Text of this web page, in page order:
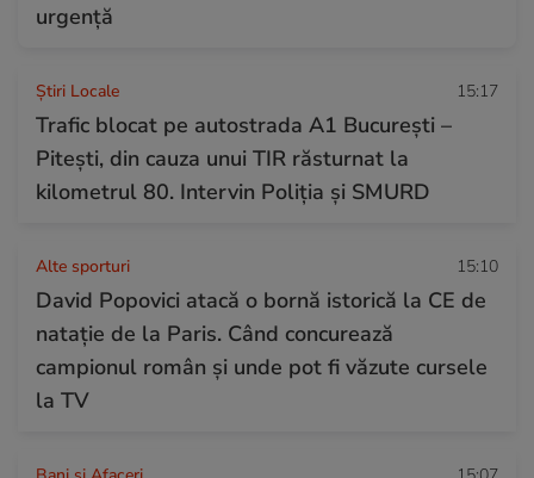
urgență
Știri Locale 15:17
Trafic blocat pe autostrada A1 București –
Pitești, din cauza unui TIR răsturnat la
kilometrul 80. Intervin Poliția și SMURD
Alte sporturi 15:10
David Popovici atacă o bornă istorică la CE de
natație de la Paris. Când concurează
campionul român și unde pot fi văzute cursele
la TV